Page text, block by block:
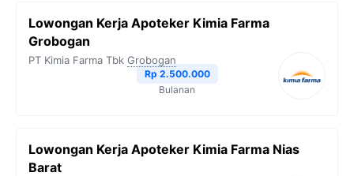
Lowongan Kerja Apoteker Kimia Farma
Grobogan
PT Kimia Farma Tbk Grobogan
Rp 2.500.000
Bulanan
Lowongan Kerja Apoteker Kimia Farma Nias
Barat